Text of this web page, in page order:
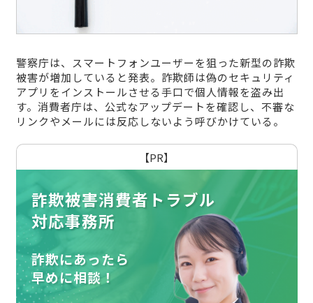
警察庁は、スマートフォンユーザーを狙った新型の詐欺
被害が増加していると発表。詐欺師は偽のセキュリティ
アプリをインストールさせる手口で個人情報を盗み出
す。消費者庁は、公式なアップデートを確認し、不審な
リンクやメールには反応しないよう呼びかけている。
【PR】
詐欺被害消費者トラブル
対応事務所
詐欺にあったら
早めに相談！